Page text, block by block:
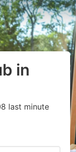
in
last minute